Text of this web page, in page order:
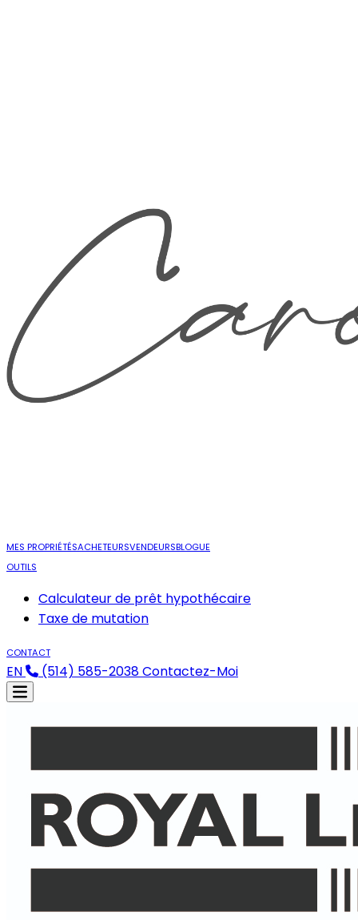
MES PROPRIÉTÉSACHETEURSVENDEURSBLOGUE
OUTILS
Calculateur de prêt hypothécaire
Taxe de mutation
CONTACT
EN (514) 585-2038Contactez-Moi